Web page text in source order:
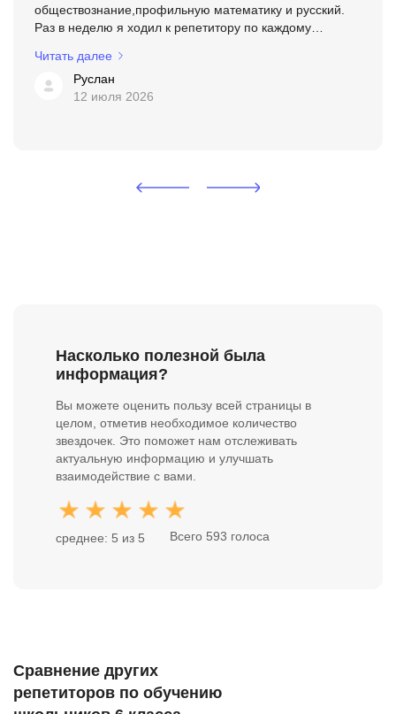
обществознание,профильную математику и русский.
Раз в неделю я ходил к репетитору по каждому
роста на тот момент было ...
Читать далее
Руслан
12 июля 2026
Насколько полезной была
информация?
Вы можете оценить пользу всей страницы в
целом, отметив необходимое количество
звездочек. Это поможет нам отслеживать
актуальную информацию и улучшать
взаимодействие с вами.
среднее: 5 из 5 Всего 593 голоса
Сравнение других
репетиторов по обучению